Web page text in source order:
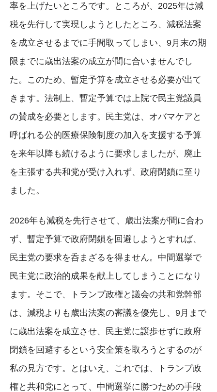
率を上げたいところです。ところが、2025年は減
税を先行して実現しようとしたところ、減税法案
を成立させるまでに手間取ってしまい、9月末の期
限までに歳出法案の成立が間に合いませんでし
た。このため、暫定予算を成立させる必要が出て
きます。法制上、暫定予算では上院で民主党議員
の賛成を必要とします。民主党は、オバマケアと
呼ばれる公的医療保険制度の加入を支援する予算
を来年以降も続けるように要求しましたが、廃止
を主張する共和党が受け入れず、政府閉鎖に至り
ました。
2026年も減税を先行させて、歳出法案が間に合わ
ず、暫定予算で政府閉鎖を回避しようとすれば、
民主党の要求を呑まざるを得ません。中間選挙で
民主党に政治的成果を献上してしまうことになり
ます。そこで、トランプ政権と議会の共和党幹部
は、減税よりも歳出法案の審議を優先し、9月まで
に歳出法案を成立させ、民主党に譲歩せずに政府
閉鎖を回避するという安全策を取ろうとするのが
私の見方です。とはいえ、これでは、トランプ政
権と共和党にとって、中間選挙に勝つための手段